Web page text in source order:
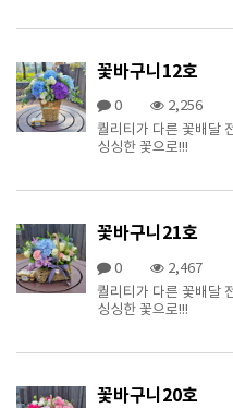
꽃바구니12호
0
2,256
퀄리티가 다른 꽃배달
싱싱한 꽃으로!!!
꽃바구니21호
0
2,467
퀄리티가 다른 꽃배달
싱싱한 꽃으로!!!
꽃바구니20호